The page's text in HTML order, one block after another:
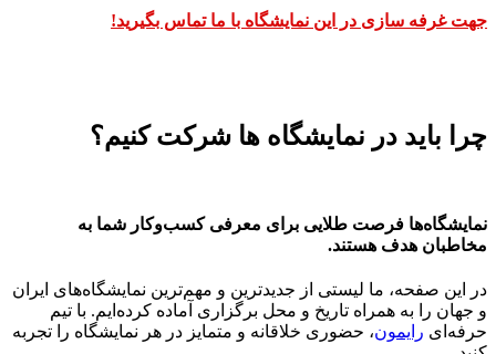
جهت غرفه سازی در این نمایشگاه با ما تماس بگیرید!
چرا باید در نمایشگاه ها شرکت کنیم؟
نمایشگاه‌ها فرصت طلایی برای معرفی کسب‌وکار شما به
مخاطبان هدف هستند.
در این صفحه، ما لیستی از جدیدترین و مهم‌ترین نمایشگاه‌های ایران
و جهان را به همراه تاریخ و محل برگزاری آماده کرده‌ایم. با تیم
حرفه‌ای رایمون، حضوری خلاقانه و متمایز در هر نمایشگاه را تجربه